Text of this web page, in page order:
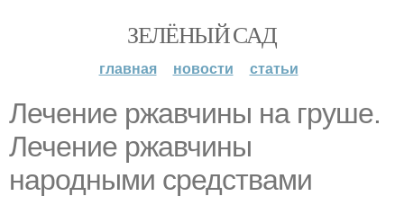
ЗЕЛЁНЫЙ САД
главная новости статьи
Лечение ржавчины на груше.
Лечение ржавчины
народными средствами